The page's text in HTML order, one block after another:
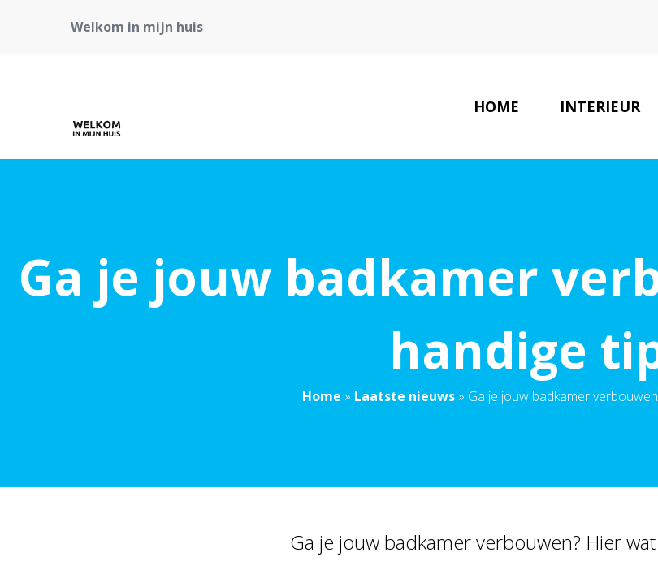
Welkom in mijn huis
HOME INTERIEUR
Ga je jouw badkamer
handige
Home » Laatste nieuws » Ga je jouw badkamer
Ga je jouw badkamer verbouwen? Hier